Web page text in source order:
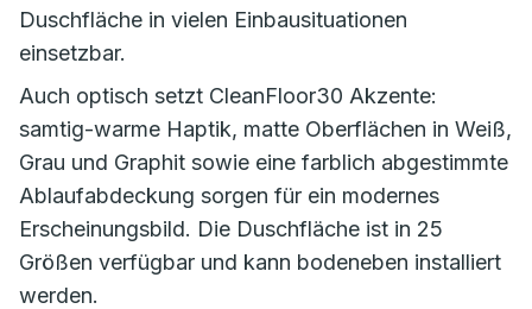
Duschfläche in vielen Einbausituationen
einsetzbar.
Auch optisch setzt CleanFloor30 Akzente:
samtig-warme Haptik, matte Oberflächen in Weiß,
Grau und Graphit sowie eine farblich abgestimmte
Ablaufabdeckung sorgen für ein modernes
Erscheinungsbild. Die Duschfläche ist in 25
Größen verfügbar und kann bodeneben installiert
werden.